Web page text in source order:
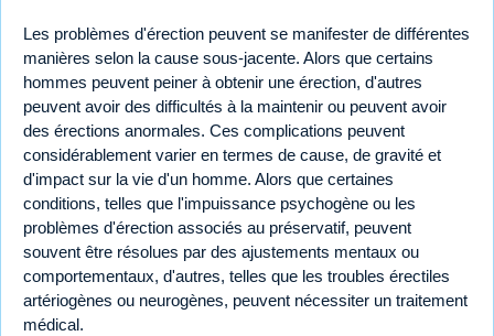
Les problèmes d'érection peuvent se manifester de différentes
manières selon la cause sous-jacente. Alors que certains
hommes peuvent peiner à obtenir une érection, d'autres
peuvent avoir des difficultés à la maintenir ou peuvent avoir
des érections anormales. Ces complications peuvent
considérablement varier en termes de cause, de gravité et
d'impact sur la vie d'un homme. Alors que certaines
conditions, telles que l'impuissance psychogène ou les
problèmes d'érection associés au préservatif, peuvent
souvent être résolues par des ajustements mentaux ou
comportementaux, d'autres, telles que les troubles érectiles
artériogènes ou neurogènes, peuvent nécessiter un traitement
médical.